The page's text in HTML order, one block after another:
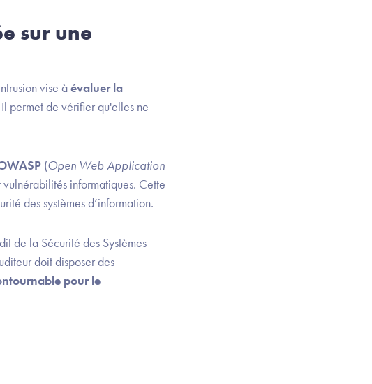
sur une
vise àévaluer la
permet de vérifier qu'elles ne
(Open Web Application
informatiques. Cette
des systèmes d’information.
de la Sécurité des Systèmes
doit disposer des
pour le